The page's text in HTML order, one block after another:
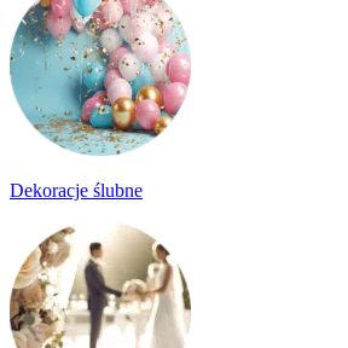
Dekoracje ślubne